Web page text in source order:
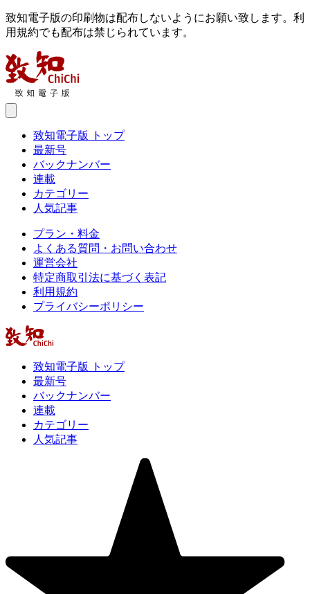
致知電子版の印刷物は配布しないようにお願い致します。利
用規約でも配布は禁じられています。
致知電子版 トップ
最新号
バックナンバー
連載
カテゴリー
人気記事
プラン・料金
よくある質問・お問い合わせ
運営会社
特定商取引法に基づく表記
利用規約
プライバシーポリシー
致知電子版 トップ
最新号
バックナンバー
連載
カテゴリー
人気記事